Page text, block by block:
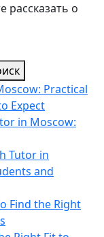
рассказать о
Practical
Expect
in Moscow:
Tutor in
and
Find the Right